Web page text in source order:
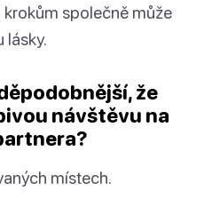
společně může
lásky.
že
návštěvu na
místech.